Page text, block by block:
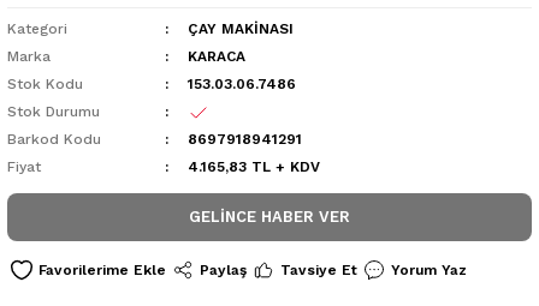
Kategori
ÇAY MAKİNASI
Marka
KARACA
Stok Kodu
153.03.06.7486
Stok Durumu
Barkod Kodu
8697918941291
Fiyat
4.165,83 TL + KDV
GELINCE HABER VER
Paylaş Tavsiye Et Yorum Yaz